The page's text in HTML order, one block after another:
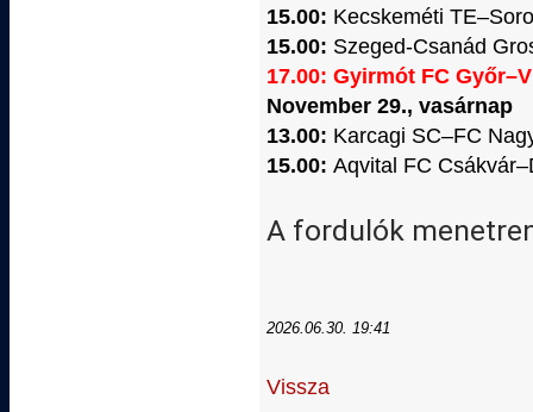
15.00: Kecskeméti
15.00: Szeged-Csanád
17.00: Gyirmót FC
November 29., vasárnap
13.00: Karcagi SC–FC
15.00: Aqvital FC
A fordulók
2026.06.30. 19:41
Vissza